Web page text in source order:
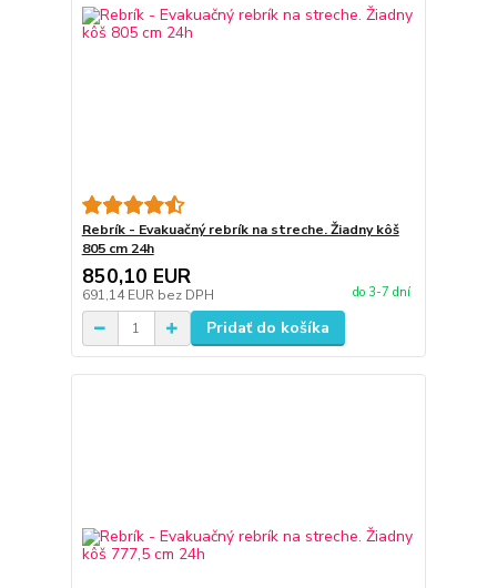
Rebrík - Evakuačný rebrík na streche. Žiadny kôš
805 cm 24h
850,10 EUR
691,14 EUR bez DPH do 3-7 dní
Pridať do košíka